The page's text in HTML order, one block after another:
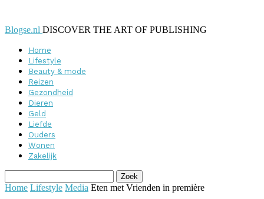
Blogse.nl DISCOVER THE ART OF PUBLISHING
Home
Lifestyle
Beauty & mode
Reizen
Gezondheid
Dieren
Geld
Liefde
Ouders
Wonen
Zakelijk
Home Lifestyle Media Eten met Vrienden in première